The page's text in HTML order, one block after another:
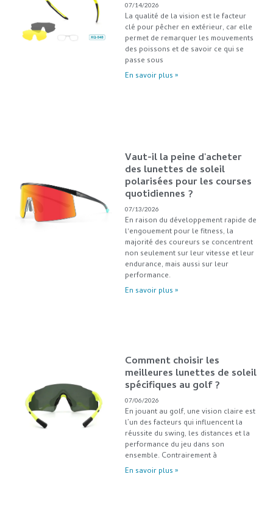
07/14/2026
La qualité de la vision est le facteur
clé pour pêcher en extérieur, car elle
permet de remarquer les mouvements
des poissons et de savoir ce qui se
passe sous
En savoir plus »
Vaut-il la peine d'acheter
des lunettes de soleil
polarisées pour les courses
quotidiennes ?
07/13/2026
En raison du développement rapide de
l'engouement pour le fitness, la
majorité des coureurs se concentrent
non seulement sur leur vitesse et leur
endurance, mais aussi sur leur
performance.
En savoir plus »
Comment choisir les
meilleures lunettes de soleil
spécifiques au golf ?
07/06/2026
En jouant au golf, une vision claire est
l’un des facteurs qui influencent la
réussite du swing, les distances et la
performance du jeu dans son
ensemble. Contrairement à
En savoir plus »